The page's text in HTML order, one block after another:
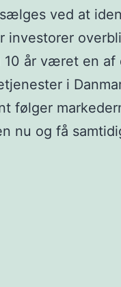
ved at
investorer
10 år været en
i
følger
nu og få